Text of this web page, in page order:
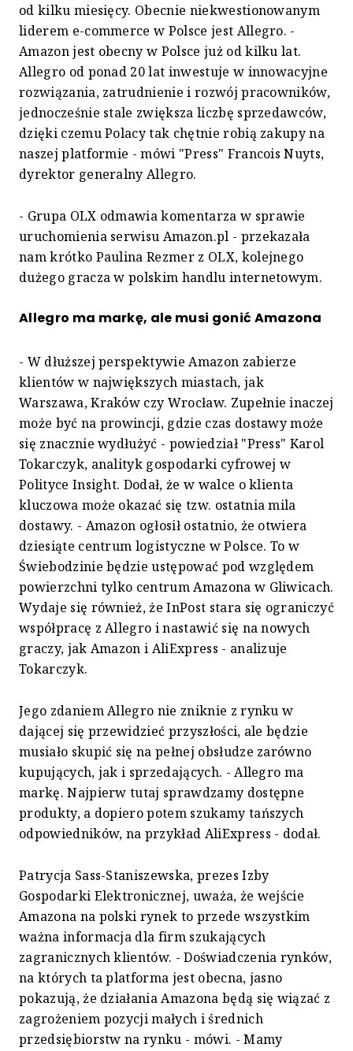
od kilku miesięcy. Obecnie niekwestionowanym
liderem e-commerce w Polsce jest Allegro. -
Amazon jest obecny w Polsce już od kilku lat.
Allegro od ponad 20 lat inwestuje w innowacyjne
rozwiązania, zatrudnienie i rozwój pracowników,
jednocześnie stale zwiększa liczbę sprzedawców,
dzięki czemu Polacy tak chętnie robią zakupy na
naszej platformie - mówi "Press" Francois Nuyts,
dyrektor generalny Allegro.
- Grupa OLX odmawia komentarza w sprawie
uruchomienia serwisu Amazon.pl - przekazała
nam krótko Paulina Rezmer z OLX, kolejnego
dużego gracza w polskim handlu internetowym.
Allegro ma markę, ale musi gonić Amazona
- W dłuższej perspektywie Amazon zabierze
klientów w największych miastach, jak
Warszawa, Kraków czy Wrocław. Zupełnie inaczej
może być na prowincji, gdzie czas dostawy może
się znacznie wydłużyć - powiedział "Press" Karol
Tokarczyk, analityk gospodarki cyfrowej w
Polityce Insight. Dodał, że w walce o klienta
kluczowa może okazać się tzw. ostatnia mila
dostawy. - Amazon ogłosił ostatnio, że otwiera
dziesiąte centrum logistyczne w Polsce. To w
Świebodzinie będzie ustępować pod względem
powierzchni tylko centrum Amazona w Gliwicach.
Wydaje się również, że InPost stara się ograniczyć
współpracę z Allegro i nastawić się na nowych
graczy, jak Amazon i AliExpress - analizuje
Tokarczyk.
Jego zdaniem Allegro nie zniknie z rynku w
dającej się przewidzieć przyszłości, ale będzie
musiało skupić się na pełnej obsłudze zarówno
kupujących, jak i sprzedających. - Allegro ma
markę. Najpierw tutaj sprawdzamy dostępne
produkty, a dopiero potem szukamy tańszych
odpowiedników, na przykład AliExpress - dodał.
Patrycja Sass-Staniszewska, prezes Izby
Gospodarki Elektronicznej, uważa, że wejście
Amazona na polski rynek to przede wszystkim
ważna informacja dla firm szukających
zagranicznych klientów. - Doświadczenia rynków,
na których ta platforma jest obecna, jasno
pokazują, że działania Amazona będą się wiązać z
zagrożeniem pozycji małych i średnich
przedsiębiorstw na rynku - mówi. - Mamy